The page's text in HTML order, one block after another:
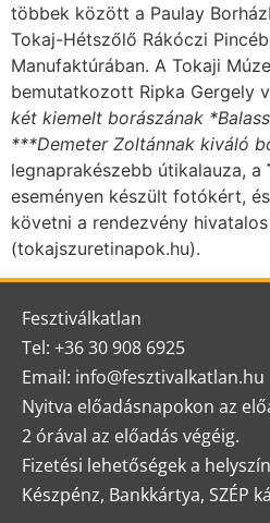
többek között a Paulay
Tokaj-Hétszőlő Rákóczi
Manufaktúrában. A Tokaji
bemutatkozott Ripka Gergely
két kiemelt borászának
***Demeter Zoltánnak kiváló
legnaprakészebb útikalauza, a
eseményen készült fotókért,
követni a rendezvény
(tokajszuretinapok.hu).
Fesztiválkatlan
Tel: +36 30 908 6925
Email: info@fesztivalkatlan.hu
Nyitva előadásnapokon az
2 órával az előadás végéig.
Fizetési lehetőségek a
Készpénz, Bankkártya, SZÉP